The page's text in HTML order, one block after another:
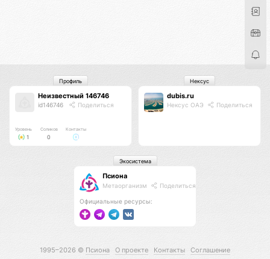
Неизвестный 146746
id146746 Поделиться
Уровень
1
Соликов
0
Контакты
Профиль
dubis.ru
Нексус ОАЭ Поделиться
Нексус
Псиона
Метаорганизм Поделиться
Официальные ресурсы:
Экосистема
1995–2026 © Псиона О проекте Контакты Соглашение